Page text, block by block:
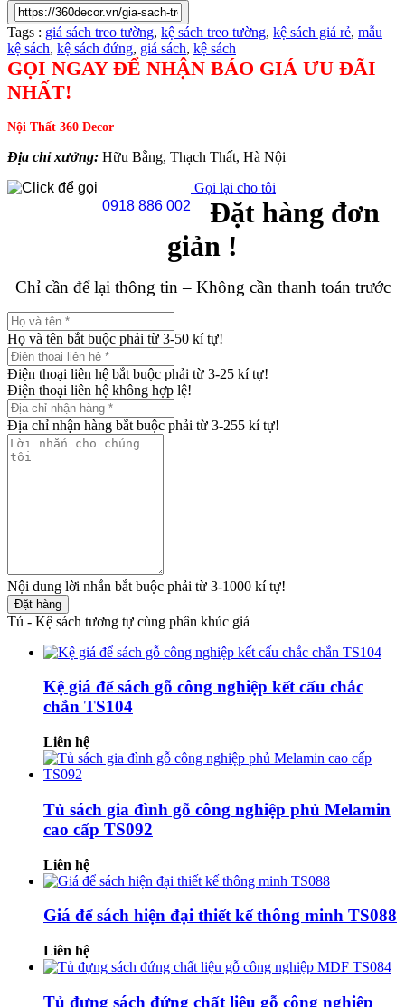
Tags : giá sách treo tường, kệ sách treo tường, kệ sách giá rẻ, mẫu
kệ sách, kệ sách đứng, giá sách, kệ sách
GỌI NGAY ĐỂ NHẬN BÁO GIÁ ƯU ĐÃI
NHẤT!
Nội Thất 360 Decor
Địa chỉ xưởng: Hữu Bằng, Thạch Thất, Hà Nội
0918 886 002
Gọi lại cho tôi
Đặt hàng đơn
giản !
Chỉ cần để lại thông tin – Không cần thanh toán trước
Họ và tên bắt buộc phải từ 3-50 kí tự!
Điện thoại liên hệ bắt buộc phải từ 3-25 kí tự!
Điện thoại liên hệ không hợp lệ!
Địa chỉ nhận hàng bắt buộc phải từ 3-255 kí tự!
Nội dung lời nhắn bắt buộc phải từ 3-1000 kí tự!
Đặt hàng
Tủ - Kệ sách tương tự cùng phân khúc giá
Kệ giá để sách gỗ công nghiệp kết cấu chắc
chắn TS104
Liên hệ
Tủ sách gia đình gỗ công nghiệp phủ Melamin
cao cấp TS092
Liên hệ
Giá để sách hiện đại thiết kế thông minh TS088
Liên hệ
Tủ đựng sách đứng chất liệu gỗ công nghiệp